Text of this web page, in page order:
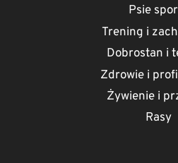
STRESU
BÓLU
Psie
Trening i
Dobrostan i
Zdrowie i
Żywienie i
Rasy